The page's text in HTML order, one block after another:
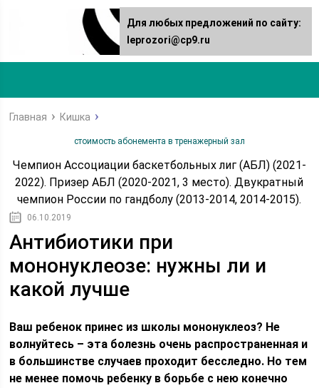
Главная Кишка
стоимость абонемента в тренажерный зал
Чемпион Ассоциации баскетбольных лиг (АБЛ) (2021-
2022). Призер АБЛ (2020-2021, 3 место). Двукратный
чемпион России по гандболу (2013-2014, 2014-2015).
06.10.2019
Антибиотики при
мононуклеозе: нужны ли и
какой лучше
Ваш ребенок принес из школы мононуклеоз? Не
волнуйтесь – эта болезнь очень распространенная и
в большинстве случаев проходит бесследно. Но тем
не менее помочь ребенку в борьбе с нею конечно
Для любых предложений по сайту:
leprozori@cp9.ru